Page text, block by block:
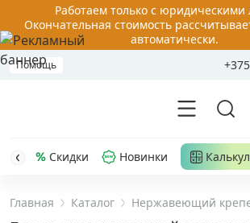
Работаем только с
Окончательная стоимость
автоматически.
Помощь
Акции
Скидки Новинки
Главная Каталог Нержавеющий